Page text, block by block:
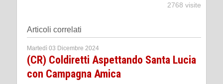
2768 visite
Articoli correlati
Martedì 03 Dicembre 2024
(CR) Coldiretti Aspettando Santa Lucia
con Campagna Amica